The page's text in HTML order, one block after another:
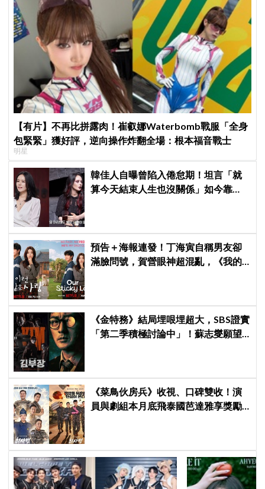
【有片】不再比拼露肉！崔叡娜Waterbomb戰服「全身
包緊緊」獲好評，逆向操作炸翻全場：根本福音戰士
明星
韓佳人自曝曾陷入倦怠期！坦言「就
算今天結束人生也沒關係」如今靠
預告＋海報連發！丁海寅自稱男友卻
滿臉問號，賀營眼神超混亂，《我的
《金特務》結局埋哏埋超大，SBS證實
「第二季積極討論中」！蘇志燮願望
《菜鳥伙房兵》收視、口碑雙收！演
員與劇組本月底飛泰國芭達雅享獎勵